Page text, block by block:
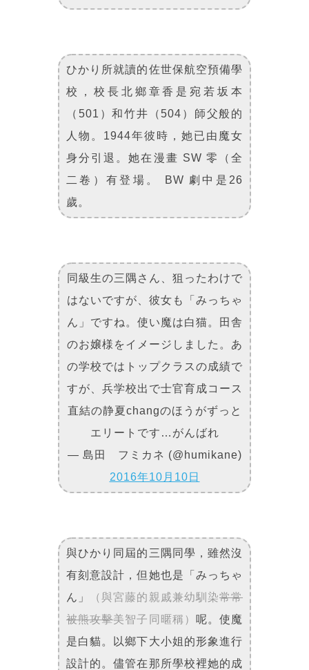
ひかり所就讀的佐世保航空預備學
校，校長北鄉章香是宛若坂本
（501）和竹井（504）師父般的
人物。1944年彼時，她已由魔女
身分引退。她在漫畫 SW 零（全
二卷）有登場。 BW 劇中是26
歲。
同級生の三隅さん、狙ったわけで
はないですが、彼女も「みっちゃ
ん」ですね。使い魔は白猫。田舎
のお嬢様をイメージしました。あ
の学校ではトップクラスの成績で
すが、兵学校出で士官育成コース
直結の静夏changのほうがずっと
エリートです…がんばれ
— 島田 フミカネ (@humikane)
2016年10月10日
與ひかり同屆的三隅同學，雖然沒
有刻意設計，但她也是「みっちゃ
ん」
（與宮藤的親戚兼幼馴染常常
被熊攻擊美智子同暱稱） 呢。使魔
是白貓。以鄉下大小姐的形象進行
設計的。儘管在那所學校裡她的成